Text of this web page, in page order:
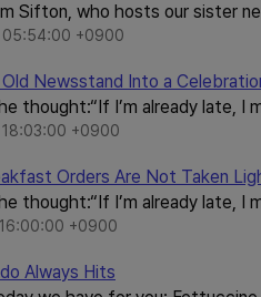
Sifton, who hosts our sister
05:54:00 +0900
Newsstand Into a
thought:“If I’m already late, I
+0900
Orders Are Not Taken
thought:“If I’m already late, I
+0900
Always Hits